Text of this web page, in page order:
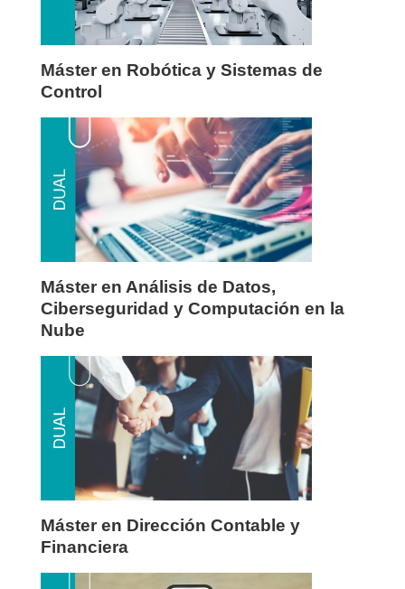
Máster en Robótica y Sistemas de
Control
Máster en Análisis de Datos,
Ciberseguridad y Computación en la
Nube
Máster en Dirección Contable y
Financiera